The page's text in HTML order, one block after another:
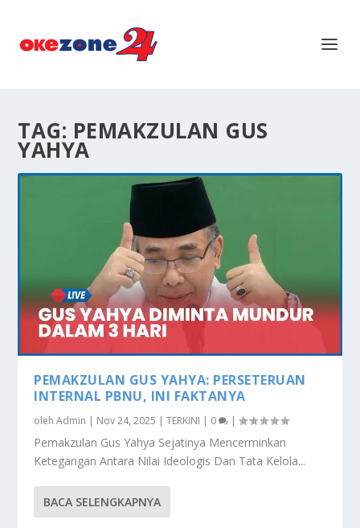
TAG: PEMAKZULAN GUS
YAHYA
PEMAKZULAN GUS YAHYA: PERSETERUAN
INTERNAL PBNU, INI FAKTANYA
olehAdmin | Nov 24, 2025 |TERKINI | 0 |
Pemakzulan Gus Yahya Sejatinya Mencerminkan
Ketegangan Antara Nilai Ideologis Dan Tata Kelola...
BACA SELENGKAPNYA